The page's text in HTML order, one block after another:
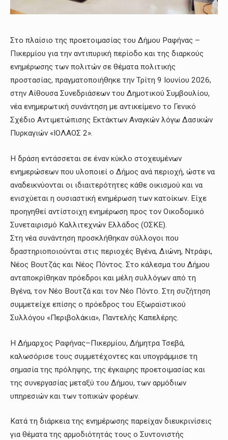
Στο πλαίσιο της προετοιμασίας του Δήμου Ραφήνας –
Πικερμίου για την αντιπυρική περίοδο και της διαρκούς
ενημέρωσης των πολιτών σε θέματα πολιτικής
προστασίας, πραγματοποιήθηκε την Τρίτη 9 Ιουνίου 2026,
στην Αίθουσα Συνεδριάσεων του Δημοτικού Συμβουλίου,
νέα ενημερωτική συνάντηση με αντικείμενο το Γενικό
Σχέδιο Αντιμετώπισης Εκτάκτων Αναγκών λόγω Δασικών
Πυρκαγιών «ΙΟΛΑΟΣ 2».
Η δράση εντάσσεται σε έναν κύκλο στοχευμένων
ενημερώσεων που υλοποιεί ο Δήμος ανά περιοχή, ώστε να
αναδεικνύονται οι ιδιαιτερότητες κάθε οικισμού και να
ενισχύεται η ουσιαστική ενημέρωση των κατοίκων. Είχε
προηγηθεί αντίστοιχη ενημέρωση προς τον Οικοδομικό
Συνεταιρισμό Καλλιτεχνών Ελλάδος (ΟΣΚΕ).
Στη νέα συνάντηση προσκλήθηκαν σύλλογοι που
δραστηριοποιούνται στις περιοχές Βγένα, Διώνη, Ντράφι,
Νέος Βουτζάς και Νέος Πόντος. Στο κάλεσμα του Δήμου
ανταποκρίθηκαν πρόεδροι και μέλη συλλόγων από τη
Βγένα, τον Νέο Βουτζά και τον Νέο Πόντο. Στη συζήτηση
συμμετείχε επίσης ο πρόεδρος του Εξωραϊστικού
Συλλόγου «Περιβολάκια», Παντελής Καπελέρης.
Η Δήμαρχος Ραφήνας–Πικερμίου, Δήμητρα Τσεβά,
καλωσόρισε τους συμμετέχοντες και υπογράμμισε τη
σημασία της πρόληψης, της έγκαιρης προετοιμασίας και
της συνεργασίας μεταξύ του Δήμου, των αρμόδιων
υπηρεσιών και των τοπικών φορέων.
Κατά τη διάρκεια της ενημέρωσης παρείχαν διευκρινίσεις
για θέματα της αρμοδιότητάς τους ο Συντονιστής